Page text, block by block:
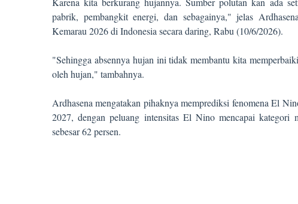
pabrik, pembangkit energi, dan sebagainya," jelas
Kemarau 2026 di Indonesia secara daring, Rabu (10/6/2026).
"Sehingga absennya hujan ini tidak membantu kita
oleh hujan," tambahnya.
Ardhasena mengatakan pihaknya memprediksi fenomena El
2027, dengan peluang intensitas El Nino mencapai kategori
sebesar 62 persen.